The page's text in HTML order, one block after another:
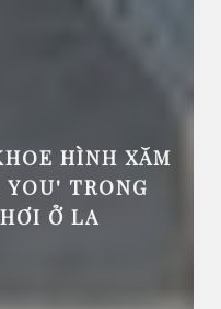
HÌNH XĂM
TRONG
Ở LA